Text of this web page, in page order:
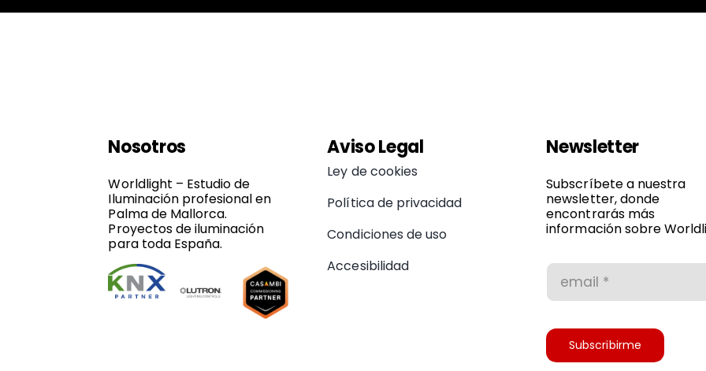
Nosotros
Worldlight – Estudio de
Iluminación profesional en
Palma de Mallorca.
Proyectos de iluminación
para toda España.
Aviso Legal
Ley de cookies
Política de privacidad
Condiciones de uso
Accesibilidad
Newsletter
Subscríbete a nuestra
newsletter, donde
encontrarás más
información sobre
Subscribirme